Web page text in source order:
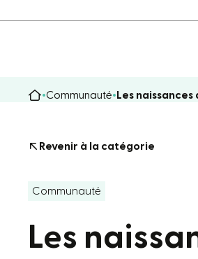
Communauté Les
Revenir à la catégorie
Communauté
Les